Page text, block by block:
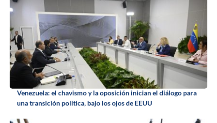
Venezuela: el chavismo y la oposición inician el diálogo para
una transición política, bajo los ojos de EEUU